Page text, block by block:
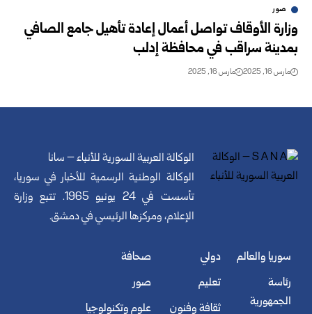
صور
وزارة الأوقاف تواصل أعمال إعادة تأهيل جامع الصافي
بمدينة سراقب في محافظة إدلب
مارس 16, 2025 مارس 16, 2025
الوكالة العربية السورية للأنباء – سانا
الوكالة الوطنية الرسمية للأخبار في سوريا،
تأسست في 24 يونيو 1965. تتبع وزارة
الإعلام، ومركزها الرئيسي في دمشق.
سوريا والعالم
رئاسة
الجمهورية
دولي
تعليم
ثقافة وفنون
صحافة
صور
علوم وتكنولوجيا